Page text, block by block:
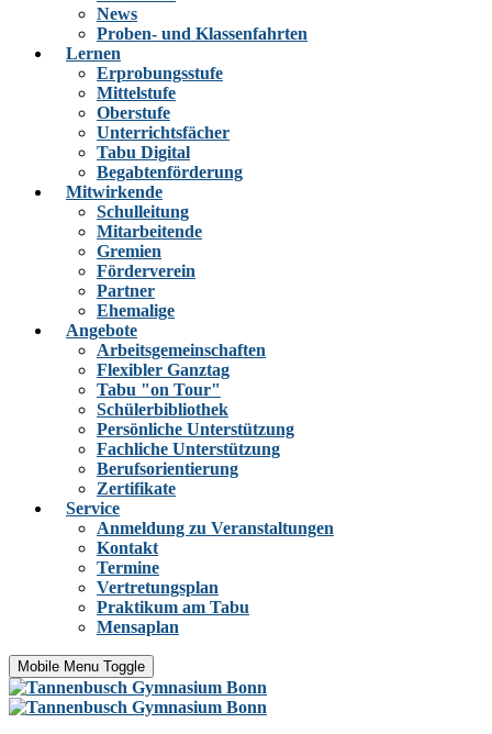
News
Proben- und Klassenfahrten
Lernen
Erprobungsstufe
Mittelstufe
Oberstufe
Unterrichtsfächer
Tabu Digital
Begabtenförderung
Mitwirkende
Schulleitung
Mitarbeitende
Gremien
Förderverein
Partner
Ehemalige
Angebote
Arbeitsgemeinschaften
Flexibler Ganztag
Tabu "on Tour"
Schülerbibliothek
Persönliche Unterstützung
Fachliche Unterstützung
Berufsorientierung
Zertifikate
Service
Anmeldung zu Veranstaltungen
Kontakt
Termine
Vertretungsplan
Praktikum am Tabu
Mensaplan
Mobile Menu Toggle